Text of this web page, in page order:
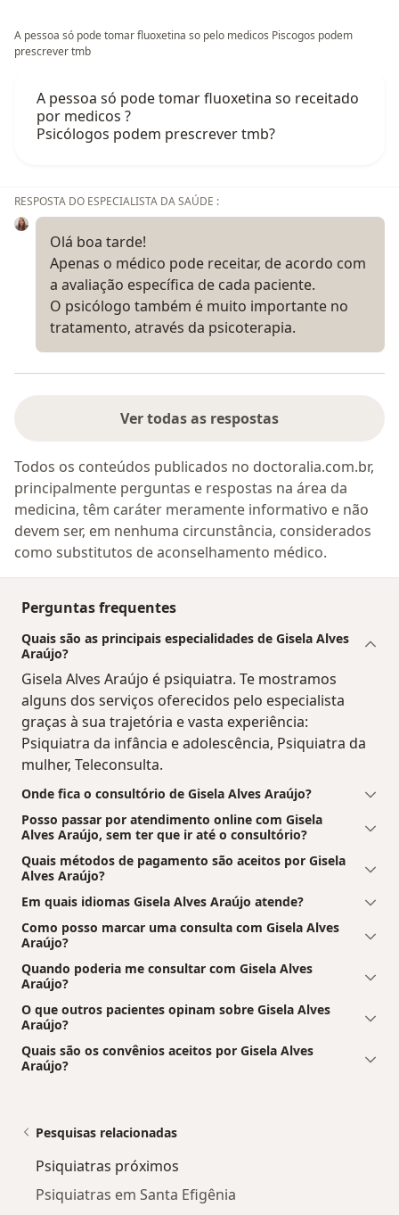
A pessoa só pode tomar fluoxetina so pelo medicos Piscogos podem
prescrever tmb
A pessoa só pode tomar fluoxetina so receitado
por medicos ?
Psicólogos podem prescrever tmb?
RESPOSTA DO ESPECIALISTA DA SAÚDE :
Olá boa tarde!
Apenas o médico pode receitar, de acordo com
a avaliação específica de cada paciente.
O psicólogo também é muito importante no
tratamento, através da psicoterapia.
Ver todas as respostas
Todos os conteúdos publicados no doctoralia.com.br,
principalmente perguntas e respostas na área da
medicina, têm caráter meramente informativo e não
devem ser, em nenhuma circunstância, considerados
como substitutos de aconselhamento médico.
Perguntas frequentes
Quais são as principais especialidades de Gisela Alves
Araújo?
Gisela Alves Araújo é psiquiatra. Te mostramos
alguns dos serviços oferecidos pelo especialista
graças à sua trajetória e vasta experiência:
Psiquiatra da infância e adolescência, Psiquiatra da
mulher, Teleconsulta.
Onde fica o consultório de Gisela Alves Araújo?
Posso passar por atendimento online com Gisela
Alves Araújo, sem ter que ir até o consultório?
Quais métodos de pagamento são aceitos por Gisela
Alves Araújo?
Em quais idiomas Gisela Alves Araújo atende?
Como posso marcar uma consulta com Gisela Alves
Araújo?
Quando poderia me consultar com Gisela Alves
Araújo?
O que outros pacientes opinam sobre Gisela Alves
Araújo?
Quais são os convênios aceitos por Gisela Alves
Araújo?
Pesquisas relacionadas
Psiquiatras próximos
Psiquiatras em Santa Efigênia